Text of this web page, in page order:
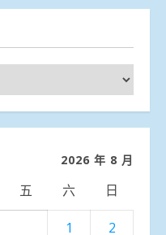
2026 年 8 月
五 六 日
1 2